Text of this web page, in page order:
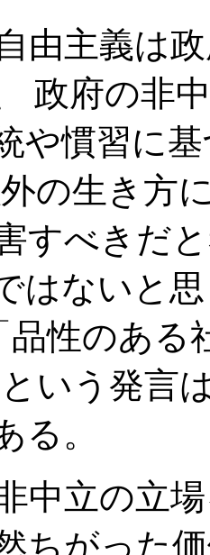
由主義は
政府の非
や慣習に
の生き方
すべきだ
はないと
品性のあ
という発言
る。
中立の立
ちがった